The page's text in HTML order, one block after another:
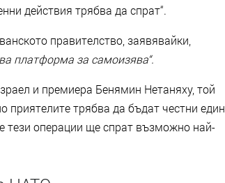
действия трябва да спрат“.
правителство, заявявайки,
платформа за самоизява“.
и премиера Бенямин Нетаняху, той
приятелите трябва да бъдат честни един
тези операции ще спрат възможно най-